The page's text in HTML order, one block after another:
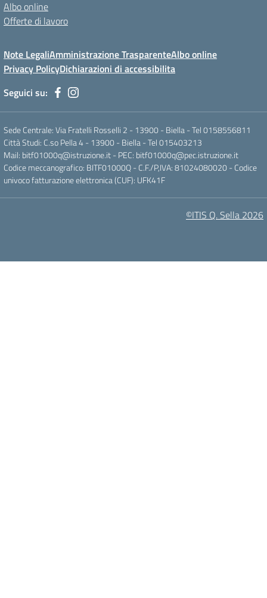
Albo online
Offerte di lavoro
Note LegaliAmministrazione TrasparenteAlbo online
Privacy PolicyDichiarazioni di accessibilita
Seguici su:
Sede Centrale: Via Fratelli Rosselli 2 - 13900 - Biella - Tel 0158556811
Città Studi: C.so Pella 4 - 13900 - Biella - Tel 015403213
Mail: bitf01000q@istruzione.it- PEC: bitf01000q@pec.istruzione.it
Codice meccanografico: BITF01000Q - C.F./P,IVA: 81024080020 - Codice
univoco fatturazione elettronica (CUF): UFK41F
©ITIS Q. Sella 2026